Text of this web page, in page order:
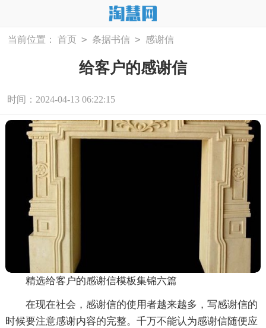
当前位置： 首页 > 条据书信 > 感谢信
给客户的感谢信
时间：2024-04-13 06:22:15
精选给客户的感谢信模板集锦六篇
在现在社会，感谢信的使用者越来越多，写感谢信的
时候要注意感谢内容的完整。千万不能认为感谢信随便应